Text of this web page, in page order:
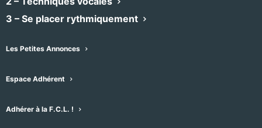
3 – Se placer rythmiquement
Les Petites Annonces
Espace Adhérent
Adhérer à la F.C.L. !
Sélectionnez
date.